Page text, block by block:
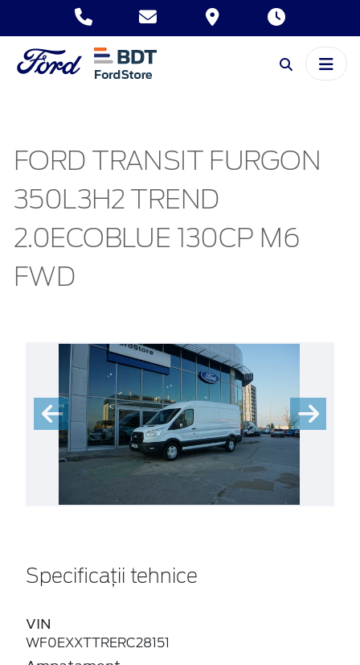
FORD TRANSIT FURGON
350L3H2 TREND
2.0ECOBLUE 130CP M6
FWD
Specificații tehnice
VIN
WF0EXXTTRERC28151